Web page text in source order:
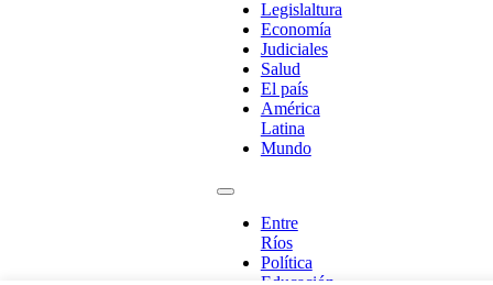
Legislaltura
Economía
Judiciales
Salud
El país
América
Latina
Mundo
Entre
Ríos
Política
¡Ponete en contacto!